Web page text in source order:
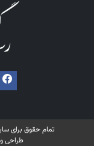
تمام حقوق برای سایت
طراحی